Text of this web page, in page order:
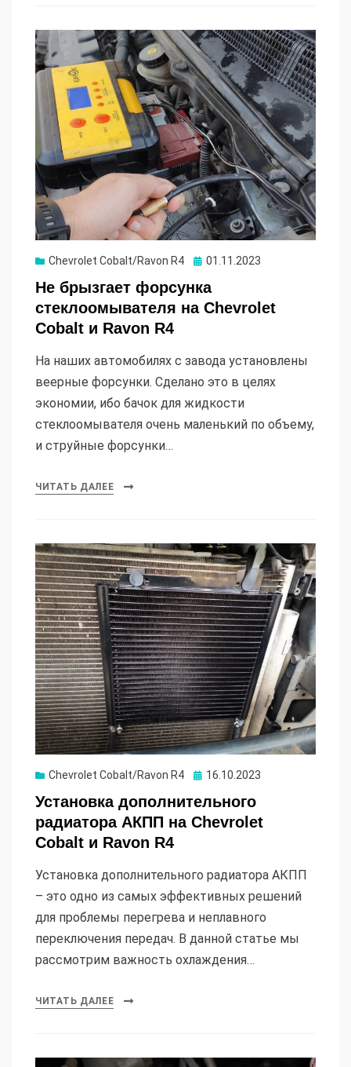
Chevrolet Cobalt/Ravon R4 Опубликовано
01.11.2023
Не брызгает форсунка
стеклоомывателя на Chevrolet
Cobalt и Ravon R4
На наших автомобилях с завода установлены
веерные форсунки. Сделано это в целях
экономии, ибо бачок для жидкости
стеклоомывателя очень маленький по объему,
и струйные форсунки…
ЧИТАТЬ ДАЛЕЕ
Chevrolet Cobalt/Ravon R4 Опубликовано
16.10.2023
Установка дополнительного
радиатора АКПП на Chevrolet
Cobalt и Ravon R4
Установка дополнительного радиатора АКПП
– это одно из самых эффективных решений
для проблемы перегрева и неплавного
переключения передач. В данной статье мы
рассмотрим важность охлаждения…
ЧИТАТЬ ДАЛЕЕ